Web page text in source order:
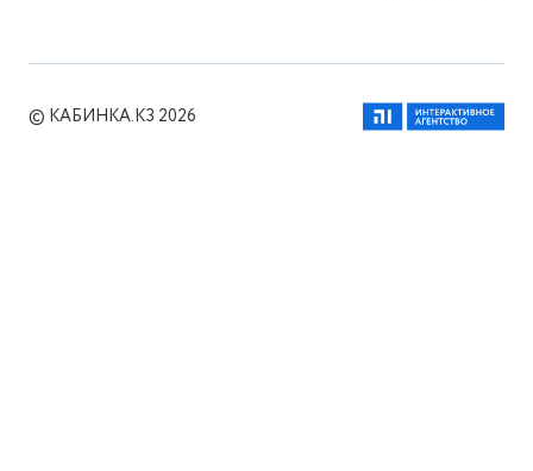
© КАБИНКА.КЗ 2026